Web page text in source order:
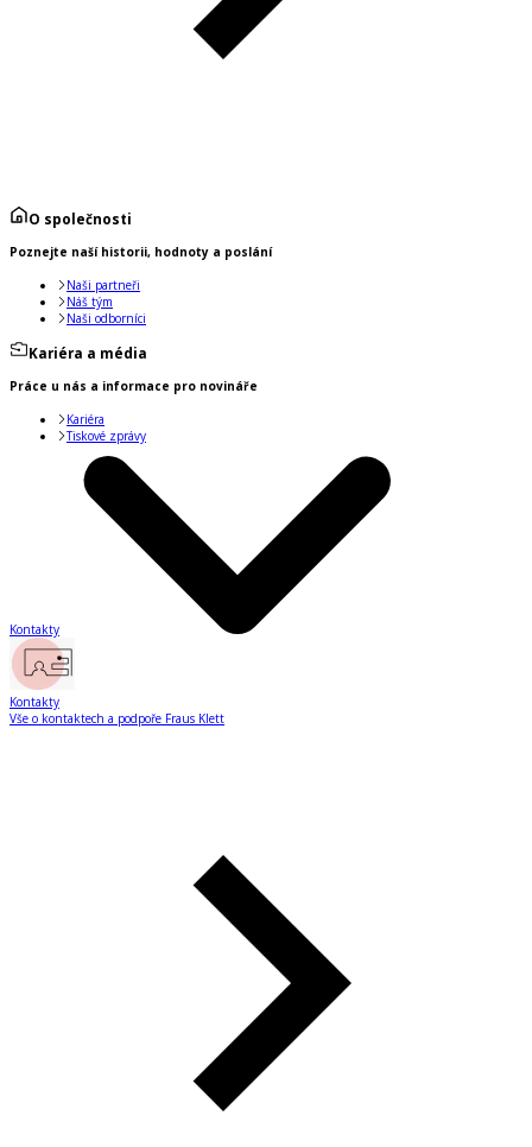
O společnosti
Poznejte naší historii, hodnoty a poslání
Naši partneři
Náš tým
Naši odborníci
Kariéra a média
Práce u nás a informace pro novináře
Kariéra
Tiskové zprávy
Kontakty
Kontakty
Vše o kontaktech a podpoře Fraus Klett